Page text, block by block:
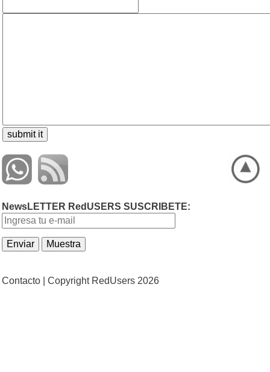
NewsLETTER RedUSERS SUSCRIBETE:
Contacto | Copyright RedUsers 2026